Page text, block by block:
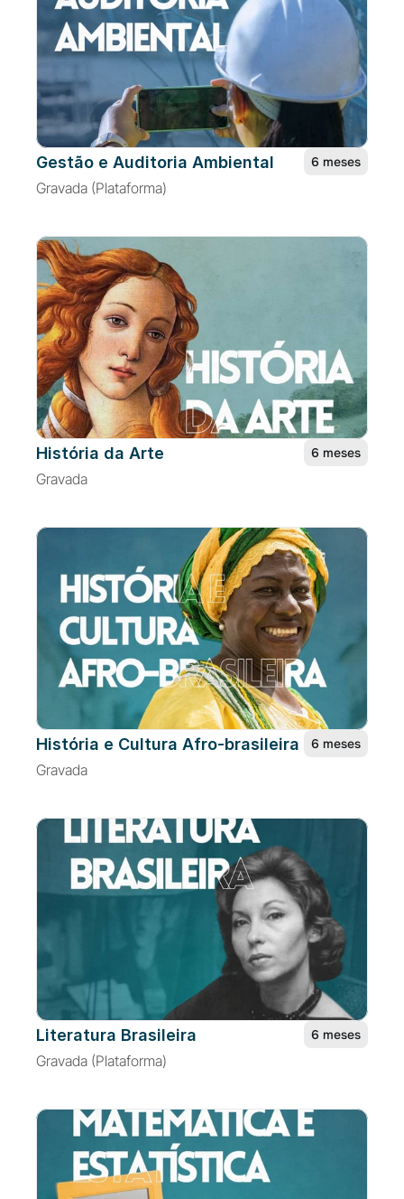
Gestão e Auditoria Ambiental 6 meses
Gravada (Plataforma)
História da Arte 6 meses
Gravada
História e Cultura Afro-brasileira 6 meses
Gravada
Literatura Brasileira 6 meses
Gravada (Plataforma)